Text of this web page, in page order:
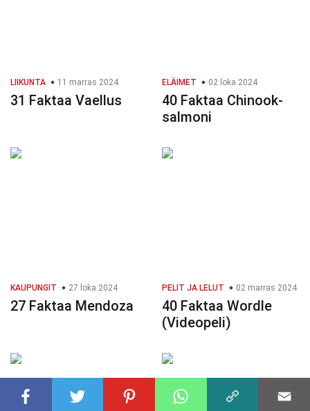
LIIKUNTA 11 marras 2024
31 Faktaa Vaellus
ELÄIMET 02 loka 2024
40 Faktaa Chinook-
salmoni
KAUPUNGIT 27 loka 2024
27 Faktaa Mendoza
PELIT JA LELUT 02 marras 2024
40 Faktaa Wordle
(Videopeli)